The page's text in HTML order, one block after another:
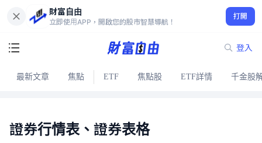
財富自由
立即使用APP，開啟您的股市智慧導航！
打開
登入
最新文章 焦點 ETF 焦點股 ETF詳情 千金股
證券行情表、證券表格